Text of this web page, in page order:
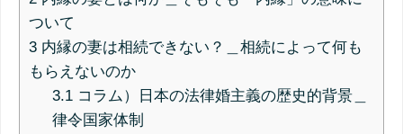
ついて
3 内縁の妻は相続できない？＿相続によって何も
もらえないのか
3.1コラム）日本の法律婚主義の歴史的背景＿
律令国家体制